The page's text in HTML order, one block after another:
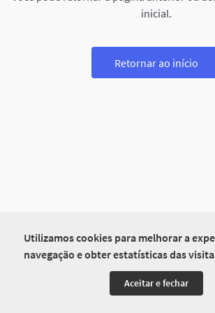
Utilizamos cookies para melhorar a
navegação e obter estatísticas das
Aceitar e fechar
inicial.
Retornar ao início